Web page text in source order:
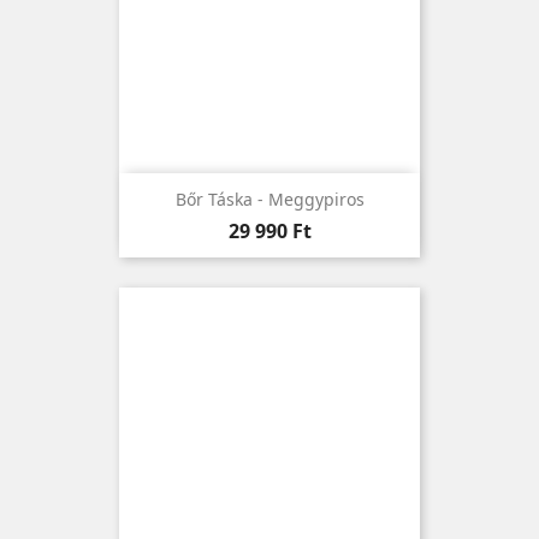
Bőr Táska - Meggypiros
Ár
29 990 Ft